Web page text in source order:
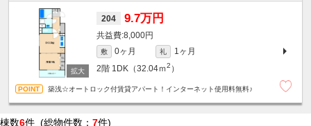
204 9.7万円
8,000円
敷 0ヶ月 礼
1ヶ月
2階 1DK（32.04ｍ2 ）
築浅☆オートロック付賃貸アパート！インターネット使用料無料♪
棟数6件 (総物件数： 7件)